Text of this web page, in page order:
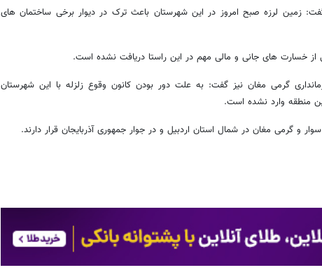
گفت: زمین لرزه صبح امروز در این شهرستان باعث ترک در دیوار برخی ساختمان های
از خسارت های جانی و مالی مهم در این راستا دریافت نشده است.
گرمی مغان نیز گفت: به علت دور بودن کانون وقوع زلزله با این شهرستان
منطقه وارد نشده است.
و گرمی مغان در شمال استان اردبیل و در جوار جمهوری آذربایجان قرار دارند.